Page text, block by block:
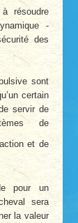
à résoudre
-
des
sont
certain
servir de
de
et de
pour un
sera
la valeur